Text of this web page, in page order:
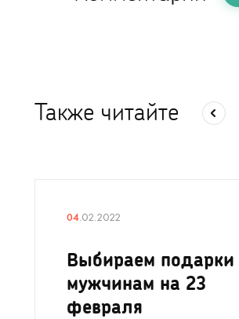
Также читайте
04.02.2022
Выбираем подарки
мужчинам на 23
февраля